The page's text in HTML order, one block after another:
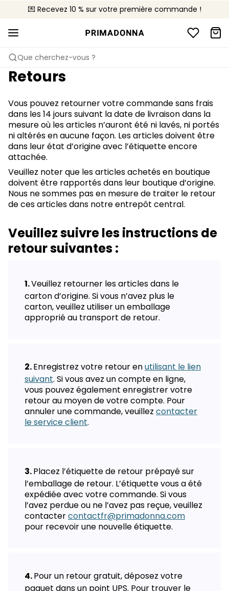
💌 Recevez 10 % sur votre première commande !
🚚 Livraison gratuite à partir de CHF 150
📦 Retours gratuits
Que cherchez-vous ?
Retours
Vous pouvez retourner votre commande sans frais
dans les 14 jours suivant la date de livraison dans la
mesure où les articles n’auront été ni lavés, ni portés
ni altérés en aucune façon. Les articles doivent être
dans leur état d’origine avec l’étiquette encore
attachée.
Veuillez noter que les articles achetés en boutique
doivent être rapportés dans leur boutique d’origine.
Nous ne sommes pas en mesure de traiter le retour
de ces articles dans notre entrepôt central.
Veuillez suivre les instructions de
retour suivantes :
Veuillez retourner les articles dans le
carton d’origine. Si vous n’avez plus le
carton, veuillez utiliser un emballage
approprié au transport de retour.
Enregistrez votre retour enutilisant le lien
suivant. Si vous avez un compte en ligne,
vous pouvez également enregistrer votre
retour au moyen de votre compte. Pour
annuler une commande, veuillez contacter
le service client.
Placez l’étiquette de retour prépayé sur
l’emballage de retour. L’étiquette vous a été
expédiée avec votre commande. Si vous
l’avez perdue ou ne l’avez pas reçue, veuillez
contactercontactfr@primadonna.com
pour recevoir une nouvelle étiquette.
Pour un retour gratuit, déposez votre
paquet dans un point UPS. Pour trouver le